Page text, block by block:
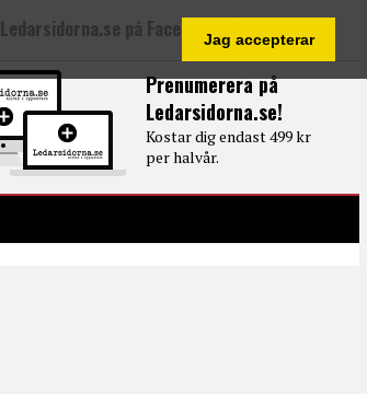
Jag accepterar
Prenumerera på
Ledarsidorna.se!
Kostar dig endast 499 kr
per halvår.
Ledarsidorna.se på Facebook